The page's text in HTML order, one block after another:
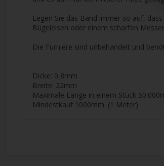
Legen Sie das Band immer so auf,
Bügeleisen oder einem scharfen
Die Furniere sind unbehandelt und
Dicke: 0,8mm
Breite: 22mm
Maximale Länge in einem Stück
Mindestkauf 1000mm. (1 Meter)